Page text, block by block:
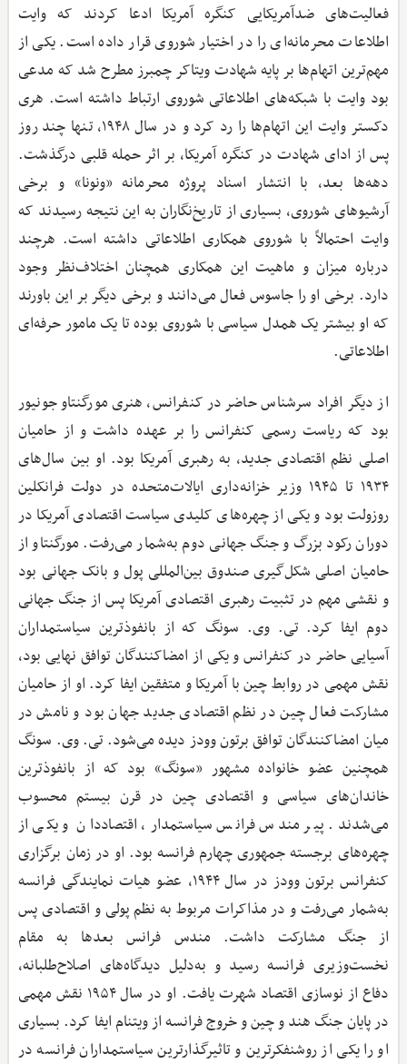
فعالیت‌های ضدآمریکایی کنگره آمریکا ادعا کردند که وایت
اطلاعات محرمانه‌ای را در اختیار شوروی قرار داده است. یکی از
مهم‌ترین اتهام‌ها بر پایه شهادت ویتاکر چمبرز مطرح شد که مدعی
بود وایت با شبکه‌های اطلاعاتی شوروی ارتباط داشته است. هری
دکستر وایت این اتهام‌ها را رد کرد و در سال ۱۹۴۸، تنها چند روز
پس از ادای شهادت در کنگره آمریکا، بر اثر حمله قلبی درگذشت.
دهه‌ها بعد، با انتشار اسناد پروژه محرمانه «ونونا» و برخی
آرشیوهای شوروی، بسیاری از تاریخ‌نگاران به این نتیجه رسیدند که
وایت احتمالاً با شوروی همکاری اطلاعاتی داشته است. هرچند
درباره میزان و ماهیت این همکاری همچنان اختلاف‌نظر وجود
دارد. برخی او را جاسوس فعال می‌دانند و برخی دیگر بر این باورند
که او بیشتر یک همدل سیاسی با شوروی بوده تا یک مامور حرفه‌ای
اطلاعاتی.
از دیگر افراد سرشناس حاضر در کنفرانس، هنری مورگنتاو جونیور
بود که ریاست رسمی کنفرانس را بر عهده داشت و از حامیان
اصلی نظم اقتصادی جدید، به رهبری آمریکا بود. او بین سال‌های
۱۹۳۴ تا ۱۹۴۵ وزیر خزانه‌داری ایالات‌متحده در دولت فرانکلین
روزولت بود و یکی از چهره‌های کلیدی سیاست اقتصادی آمریکا در
دوران رکود بزرگ و جنگ جهانی دوم به‌شمار می‌رفت. مورگنتاو از
حامیان اصلی شکل‌گیری صندوق بین‌المللی پول و بانک جهانی بود
و نقشی مهم در تثبیت رهبری اقتصادی آمریکا پس از جنگ جهانی
دوم ایفا کرد. تی. وی. سونگ که از بانفوذترین سیاستمداران
آسیایی حاضر در کنفرانس و یکی از امضاکنندگان توافق نهایی بود،
نقش مهمی در روابط چین با آمریکا و متفقین ایفا کرد. او از حامیان
مشارکت فعال چین در نظم اقتصادی جدید جهان بود و نامش در
میان امضاکنندگان توافق برتون وودز دیده می‌شود. تی. وی. سونگ
همچنین عضو خانواده مشهور «سونگ» بود که از بانفوذترین
خاندان‌های سیاسی و اقتصادی چین در قرن بیستم محسوب
می‌شدند. پیر مندس فرانس سیاستمدار، اقتصاددان و یکی از
چهره‌های برجسته جمهوری چهارم فرانسه بود. او در زمان برگزاری
کنفرانس برتون وودز در سال ۱۹۴۴، عضو هیات نمایندگی فرانسه
به‌شمار می‌رفت و در مذاکرات مربوط به نظم پولی و اقتصادی پس
از جنگ مشارکت داشت. مندس فرانس بعدها به مقام
نخست‌وزیری فرانسه رسید و به‌دلیل دیدگاه‌های اصلاح‌طلبانه،
دفاع از نوسازی اقتصاد شهرت یافت. او در سال ۱۹۵۴ نقش مهمی
در پایان جنگ هند و چین و خروج فرانسه از ویتنام ایفا کرد. بسیاری
او را یکی از روشنفکرترین و تاثیرگذارترین سیاستمداران فرانسه در